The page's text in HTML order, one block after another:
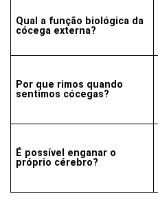
Qual a função biológica da
cócega externa?
Por que rimos quando
sentimos cócegas?
É possível enganar o
próprio cérebro?